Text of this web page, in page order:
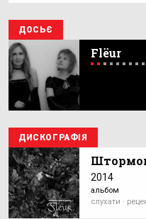
ДОСЬЄ
Flёur
ДИСКОГРАФІЯ
2014
альбом
слухати ·